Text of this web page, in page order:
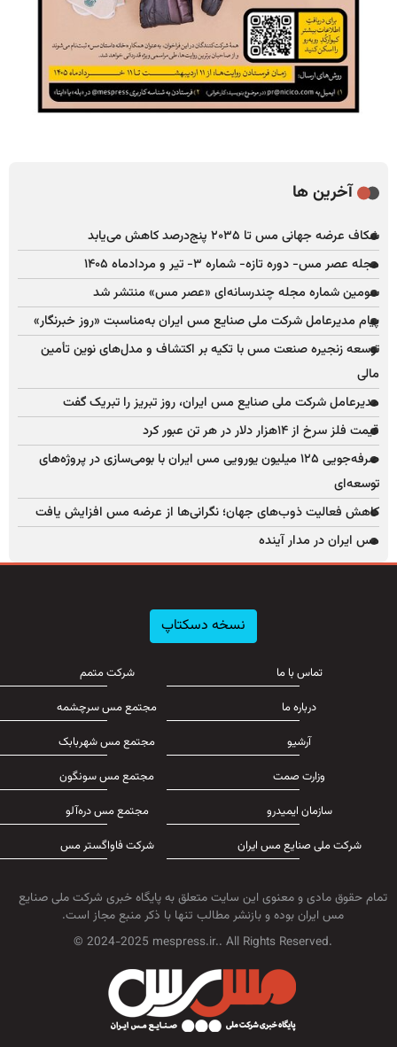
آخرین ها
شکاف عرضه جهانی مس تا ۲۰۳۵ پنج‌درصد کاهش می‌یابد
مجله عصر مس- دوره تازه- شماره ۳- تیر و مردادماه ۱۴۰۵
سومین شماره مجله چندرسانه‌ای «عصر مس» منتشر شد
پیام مدیرعامل شرکت ملی صنایع مس ایران به‌مناسبت «روز خبرنگار»
توسعه زنجیره صنعت مس با تکیه بر اکتشاف و مدل‌های نوین تأمین
مالی
مدیرعامل شرکت ملی صنایع مس ایران، روز تبریز را تبریک گفت
قیمت فلز سرخ از ۱۴هزار دلار در هر تن عبور کرد
صرفه‌جویی ۱۲۵ میلیون یورویی مس ایران با بومی‌سازی در پروژه‌های
توسعه‌ای
کاهش فعالیت ذوب‌های جهان؛ نگرانی‌ها از عرضه مس افزایش یافت
مس ایران در مدار آینده
نسخه دسکتاپ
تماس با ما
درباره ما
آرشیو
وزارت صمت
سازمان ایمیدرو
شرکت ملی صنایع مس ایران
شرکت متمم
مجتمع مس سرچشمه
مجتمع مس شهربابک
مجتمع مس سونگون
مجتمع مس دره‌آلو
شرکت فاواگستر مس
تمام حقوق مادی و معنوی این سایت متعلق به پایگاه خبری شرکت ملی صنایع
مس ایران بوده و بازنشر مطالب تنها با ذکر منبع مجاز است.
© 2024-2025 mespress.ir.. All Rights Reserved.